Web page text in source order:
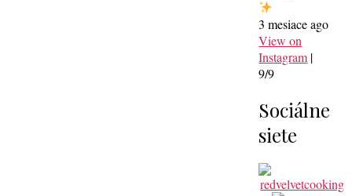
3 mesiace ago
View on
Instagram |
9/9
Sociálne
siete